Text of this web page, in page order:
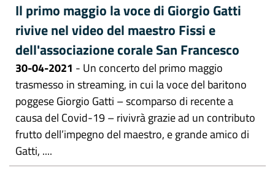
Il primo maggio la voce di Giorgio Gatti
rivive nel video del maestro Fissi e
dell'associazione corale San Francesco
30-04-2021 - Un concerto del primo maggio
trasmesso in streaming, in cui la voce del baritono
poggese Giorgio Gatti – scomparso di recente a
causa del Covid-19 – rivivrà grazie ad un contributo
frutto dell’impegno del maestro, e grande amico di
Gatti, ....